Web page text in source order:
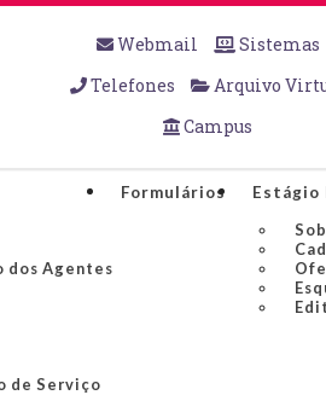
Webmail
Sistemas
Telefones
Arquivo
Campus
dos Agentes
de Serviço
Formulários
Estágio